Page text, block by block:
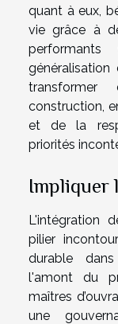
quant à eux,
vie grâce à
transformer
construction,
et de la
priorités
Impliquer
L'intégration
pilier
durable
l'amont du
maîtres
une